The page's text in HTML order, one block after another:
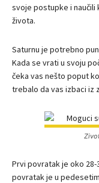
svoje postupke i naučili
života.
Saturnu je potrebno
Kada se vrati u svoju
čeka vas nešto poput
trebalo da vas izbaci iz
Prvi povratak je oko
povratak je u